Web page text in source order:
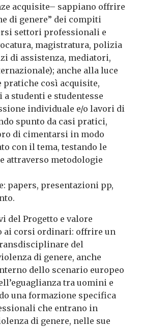
acquisite– sappiano offrire
di genere” dei compiti
settori professionali e
magistratura, polizia
di assistenza, mediatori,
anche alla luce
pratiche così acquisite,
studenti e studentesse
individuale e/o lavori di
spunto da casi pratici,
di cimentarsi in modo
con il tema, testando le
attraverso metodologie
papers, presentazioni pp,
del Progetto e valore
ai corsi ordinari: offrire un
del
di genere, anche
dello scenario europeo
tra uomini e
una formazione specifica
che entrano in
di genere, nelle sue